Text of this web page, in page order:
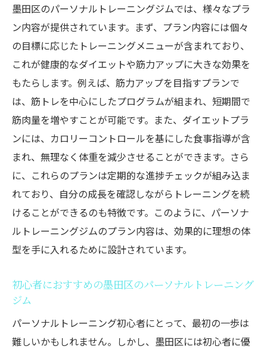
墨田区のパーソナルトレーニングジムでは、様々なプラ
ン内容が提供されています。まず、プラン内容には個々
の目標に応じたトレーニングメニューが含まれており、
これが健康的なダイエットや筋力アップに大きな効果を
もたらします。例えば、筋力アップを目指すプランで
は、筋トレを中心にしたプログラムが組まれ、短期間で
筋肉量を増やすことが可能です。また、ダイエットプラ
ンには、カロリーコントロールを基にした食事指導が含
まれ、無理なく体重を減少させることができます。さら
に、これらのプランは定期的な進捗チェックが組み込ま
れており、自分の成長を確認しながらトレーニングを続
けることができるのも特徴です。このように、パーソナ
ルトレーニングジムのプラン内容は、効果的に理想の体
型を手に入れるために設計されています。
初心者におすすめの墨田区のパーソナルトレーニング
ジム
パーソナルトレーニング初心者にとって、最初の一歩は
難しいかもしれません。しかし、墨田区には初心者に優